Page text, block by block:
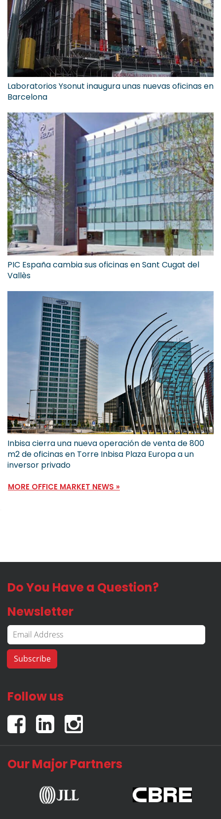
Laboratorios Ysonut inaugura unas nuevas oficinas en
Barcelona
PIC España cambia sus oficinas en Sant Cugat del
Vallès
Inbisa cierra una nueva operación de venta de 800
m2 de oficinas en Torre Inbisa Plaza Europa a un
inversor privado
MORE OFFICE MARKET NEWS »
Do You Have a Question?
Newsletter
Follow us
Our Major Partners